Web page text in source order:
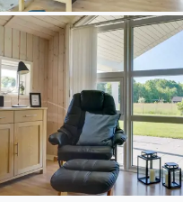
vorhanden.
2 Schlafplätze in
Lautsprecher.